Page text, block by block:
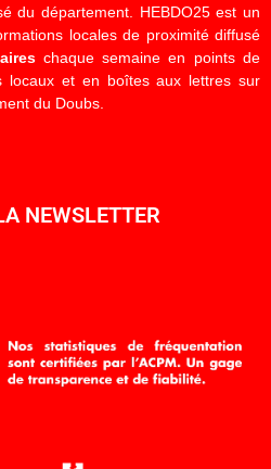
du département. HEBDO25 est un
locales de proximité diffusé
chaque semaine en points de
locaux et en boîtes aux lettres sur
du Doubs.
NEWSLETTER